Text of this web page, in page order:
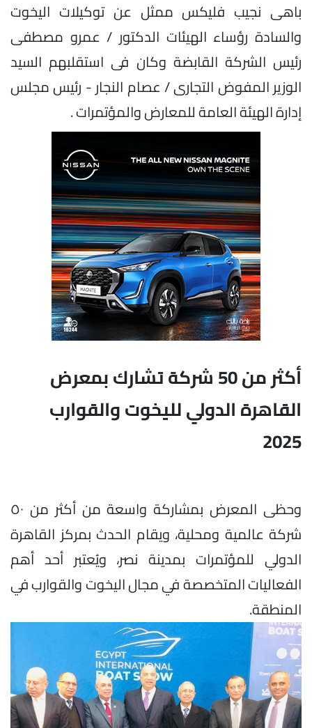
باهى نجيب فليكس ممثل عن توكيلات اليخوت
والسادة رؤساء الهيئات الدكتور / عمرو مصطفى
رئيس الشركة القابضة وكان فى استقلبهم السيد
الوزير المفوض التجارى / عصام النجار - رئيس مجلس
إدارة الهيئة العامة للمعارض والمؤتمرات .
أكثر من 50 شركة تشارك بمعرض
القاهرة الدولي لليخوت والقوارب
2025
وحظى المعرض بمشاركة واسعة من أكثر من ٥٠
شركة عالمية ومحلية، ويقام الحدث بمركز القاهرة
الدولي للمؤتمرات بمدينة نصر، ويُعتبر أحد أهم
الفعاليات المتخصصة في مجال اليخوت والقوارب في
المنطقة.